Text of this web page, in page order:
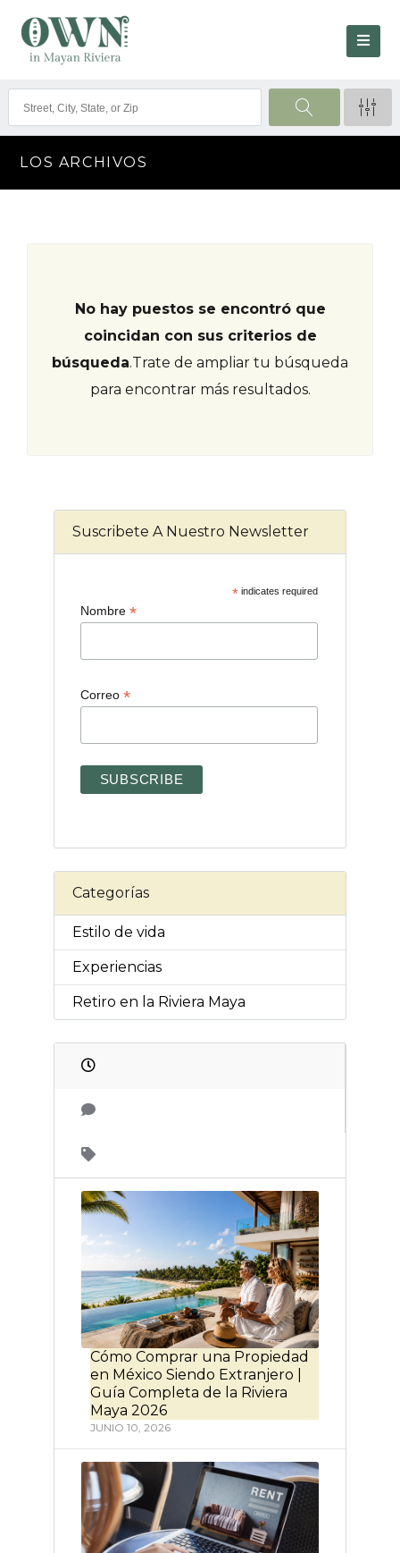
LOS ARCHIVOS
No hay puestos se encontró que
coincidan con sus criterios de
búsqueda.Trate de ampliar tu búsqueda
para encontrar más resultados.
Suscribete A Nuestro Newsletter
*indicates required
Nombre *
Correo *
Categorías
Estilo de vida
Experiencias
Retiro en la Riviera Maya
Cómo Comprar una Propiedad
en México Siendo Extranjero |
Guía Completa de la Riviera
Maya 2026
JUNIO 10, 2026